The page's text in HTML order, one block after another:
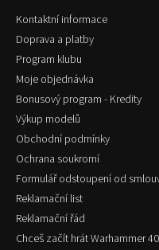
Kontaktní informace
Doprava a platby
Program klubu
Moje objednávka
Bonusový program - Kredity
Výkup modelů
Obchodní podmínky
Ochrana soukromí
Formulář odstoupení od
Reklamační list
Reklamační řád
Chceš začít hrát Warhammer